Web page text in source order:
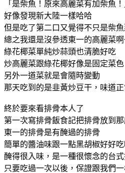
「是柴魚！原來高麗菜有加柴魚！
好像發現新大陸一樣哈哈
但是吃了第二口又覺得不只是柴
總之我還是沒參透東一的高麗菜
綠花椰菜單純炒蒜頭也清脆好吃
炒高麗菜跟綠花椰好像是固定菜色
另外一道菜就是會隨時變動
那天吃到的是韭黃炒豆干，味道
終於要來看排骨本人了
第一次寫排骨飯食記把排骨放到
東一的排骨是有醃過的排骨
簡單的醬油味跟一點黑胡椒好好
醃得很入味，是一種很懷念的台
只要吃過一次以後，保證跟我們